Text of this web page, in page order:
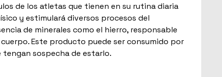
de los atletas que tienen en su rutina diaria
y estimulará diversos procesos del
de minerales como el hierro, responsable
Este producto puede ser consumido por
tengan sospecha de estarlo.